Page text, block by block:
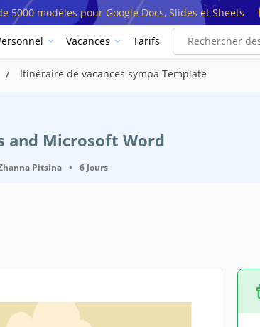
5000 modèles pour Google Docs, Slides et Sheets
Vacances Tarifs
Itinéraire de vacances sympa Template
and Microsoft Word
Pitsina • 6 Jours